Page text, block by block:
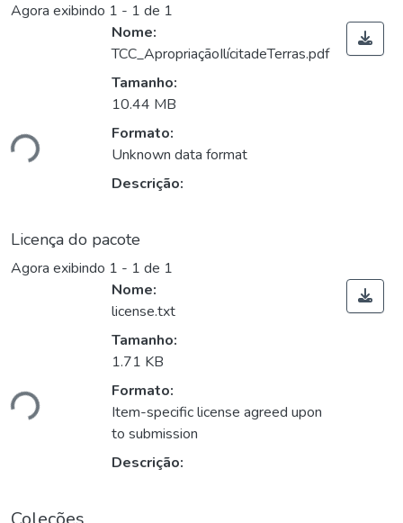
Agora exibindo 1 - 1 de 1
Nome:
TCC_ApropriaçãoIlícitadeTerras.pdf
Tamanho:
10.44 MB
Formato:
Unknown data format
Descrição:
Licença do pacote
Agora exibindo 1 - 1 de 1
Nome:
license.txt
Tamanho:
1.71 KB
Formato:
Item-specific license agreed upon
to submission
Descrição: